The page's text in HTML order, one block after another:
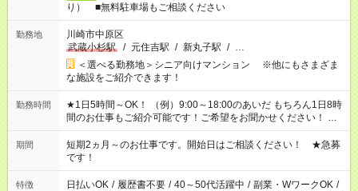
り） ■無料駐車場もご相談ください
勤務地
川崎市中原区
武蔵小杉駅
/ 元住吉駅 / 新丸子駅 / …
＜選べる勤務地＞シニア向けマンション ※他にもさまざま
な施設をご紹介できます！
勤務時間
★1日5時間～OK！ （例）9:00～18:00のあいだ もちろん1日8時
間のお仕事もご紹介可能です！ご希望をお聞かせください！ ★
家庭の都合でお休みが必要な場合も遠慮なくご相談ください。
※週最低15時間以上の勤務が必要です
期間
短期2ヵ月～のお仕事です。開始日はご相談ください！ ★急募
です！
特徴 日払いOK / 履歴書不要 / 40～50代活躍中 / 副業・WワークOK /